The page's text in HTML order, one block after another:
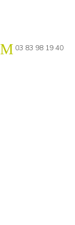
03 83 98 19 40